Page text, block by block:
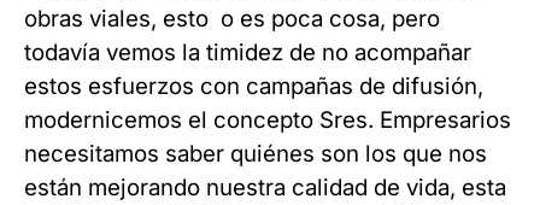
obras viales, esto o es poca cosa, pero
todavía vemos la timidez de no acompañar
estos esfuerzos con campañas de difusión,
modernicemos el concepto Sres. Empresarios
necesitamos saber quiénes son los que nos
están mejorando nuestra calidad de vida, esta